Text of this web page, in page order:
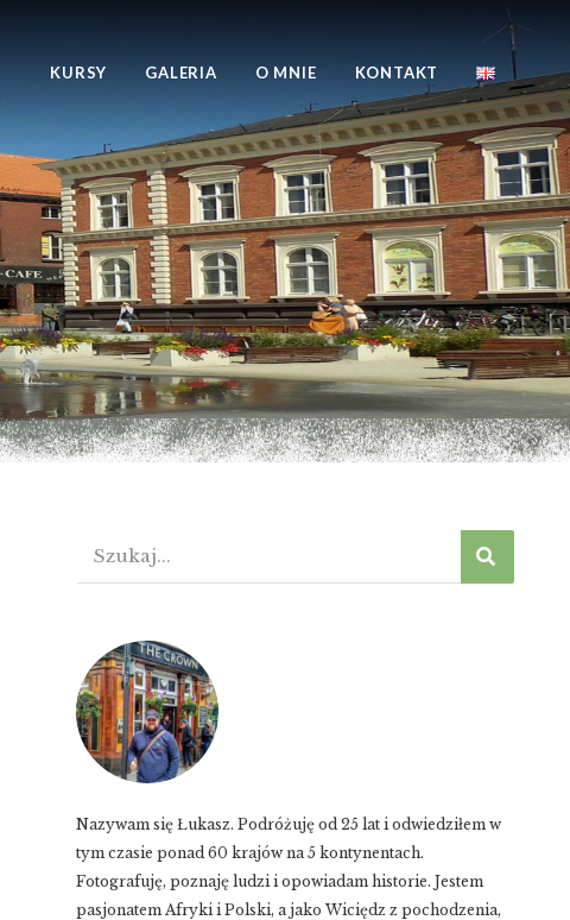
KURSY GALERIA O MNIE KONTAKT
Nazywam się Łukasz. Podróżuję od 25 lat i odwiedziłem w
tym czasie ponad 60 krajów na 5 kontynentach.
Fotografuję, poznaję ludzi i opowiadam historie. Jestem
pasjonatem Afryki i Polski, a jako Wiciędz z pochodzenia,